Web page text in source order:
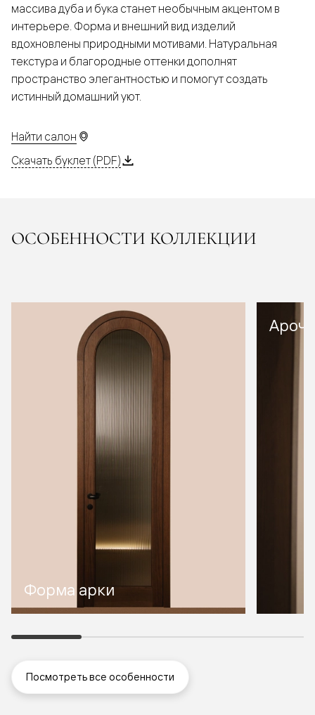
массива дуба и бука станет необычным акцентом в
интерьере. Форма и внешний вид изделий
вдохновлены природными мотивами. Натуральная
текстура и благородные оттенки дополнят
пространство элегантностью и помогут создать
истинный домашний уют.
Найти салон
Скачать буклет (PDF)
ОСОБЕННОСТИ КОЛЛЕКЦИИ
Форма арки
Посмотреть все особенности